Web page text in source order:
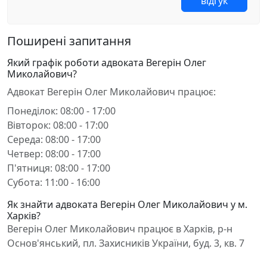
Поширені запитання
Який графік роботи адвоката Вегерін Олег
Миколайович?
Адвокат Вегерін Олег Миколайович працює:
Понеділок: 08:00 - 17:00
Вівторок: 08:00 - 17:00
Середа: 08:00 - 17:00
Четвер: 08:00 - 17:00
П'ятниця: 08:00 - 17:00
Субота: 11:00 - 16:00
Як знайти адвоката Вегерін Олег Миколайович у м.
Харків?
Вегерін Олег Миколайович працює в Харків, р-н
Основ'янський, пл. Захисників України, буд. 3, кв. 7